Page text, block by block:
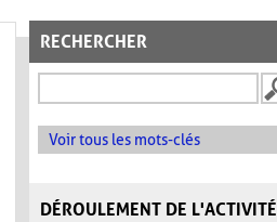
RECHERCHER
Voir tous les mots-clés
DÉROULEMENT DE L'ACTIVITÉ